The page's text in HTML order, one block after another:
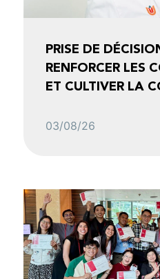
PRISE DE
RENFORCER LES
ET CULTIVER LA
03/08/26